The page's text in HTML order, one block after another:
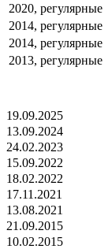
2020, регулярные
2014, регулярные
2014, регулярные
2013, регулярные
19.09.2025
13.09.2024
24.02.2023
15.09.2022
18.02.2022
17.11.2021
13.08.2021
21.09.2015
10.02.2015